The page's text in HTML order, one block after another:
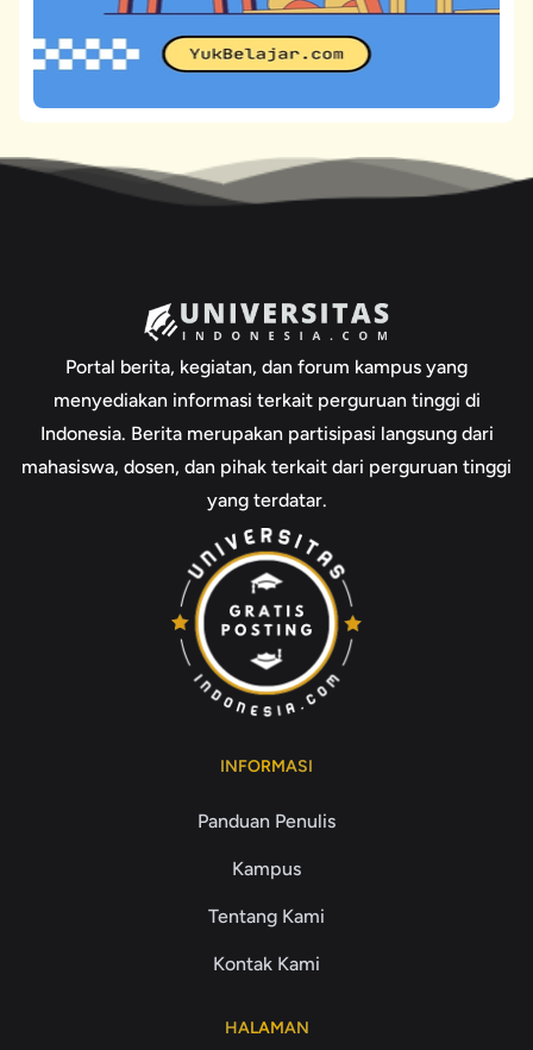
Portal berita, kegiatan, dan forum kampus yang
menyediakan informasi terkait perguruan tinggi di
Indonesia. Berita merupakan partisipasi langsung dari
mahasiswa, dosen, dan pihak terkait dari perguruan tinggi
yang terdatar.
INFORMASI
Panduan Penulis
Kampus
Tentang Kami
Kontak Kami
HALAMAN